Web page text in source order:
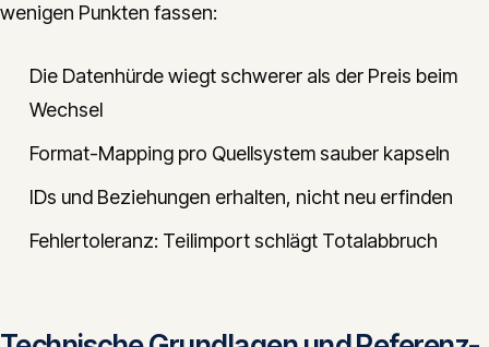
wenigen Punkten fassen:
Die Datenhürde wiegt schwerer als der Preis beim
Wechsel
Format-Mapping pro Quellsystem sauber kapseln
IDs und Beziehungen erhalten, nicht neu erfinden
Fehlertoleranz: Teilimport schlägt Totalabbruch